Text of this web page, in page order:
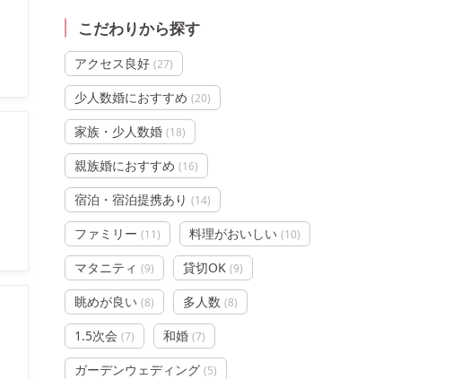
こだわりから探す
アクセス良好 (27)
少人数婚におすすめ (20)
家族・少人数婚 (18)
親族婚におすすめ (16)
宿泊・宿泊提携あり (14)
ファミリー (11) 料理がおいしい (10)
マタニティ (9) 貸切OK (9)
眺めが良い (8) 多人数 (8)
1.5次会 (7) 和婚 (7)
ガーデンウェディング (5)